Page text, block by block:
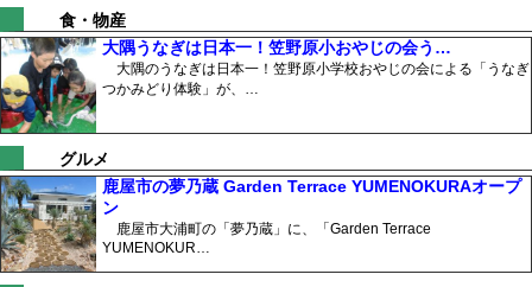
食・物産
大隅うなぎは日本一！笠野原小おやじの会う…
大隅のうなぎは日本一！笠野原小学校おやじの会による「うなぎ
つかみどり体験」が、…
グルメ
鹿屋市の夢乃蔵 Garden Terrace YUMENOKURAオープ
ン
鹿屋市大浦町の「夢乃蔵」に、「Garden Terrace
YUMENOKUR…